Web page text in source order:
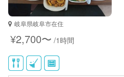
岐阜県岐阜市在住
¥2,700〜 /1時間